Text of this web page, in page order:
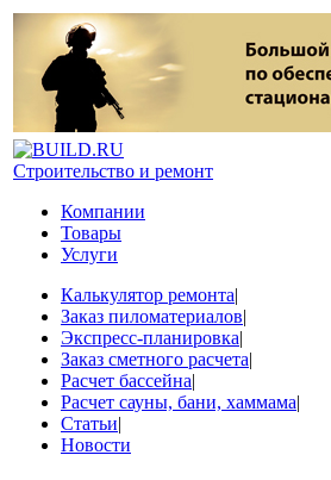
Строительство и ремонт
Компании
Товары
Услуги
Калькулятор ремонта|
Заказ пиломатериалов|
Экспресс-планировка|
Заказ сметного расчета|
Расчет бассейна|
Расчет сауны, бани, хаммама|
Статьи|
Новости